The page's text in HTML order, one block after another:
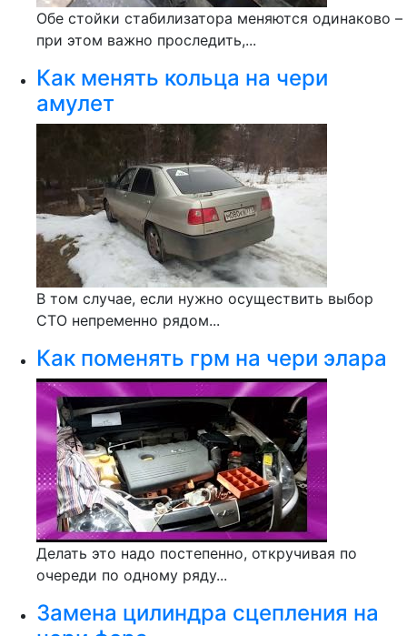
Обе стойки стабилизатора меняются одинаково –
при этом важно проследить,...
Как менять кольца на чери
амулет
В том случае, если нужно осуществить выбор
СТО непременно рядом...
Как поменять грм на чери элара
Делать это надо постепенно, откручивая по
очереди по одному ряду...
Замена цилиндра сцепления на